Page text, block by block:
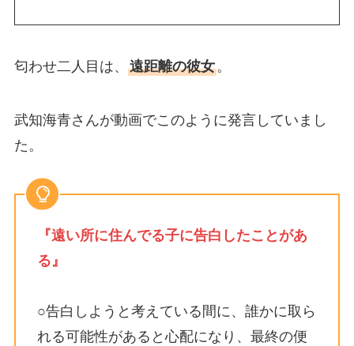
匂わせ二人目は、 遠距離の彼女。
武知海青さんが動画でこのように発言していまし
た。
『遠い所に住んでる子に告白したことがあ
る』
○告白しようと考えている間に、誰かに取ら
れる可能性があると心配になり、最終の便